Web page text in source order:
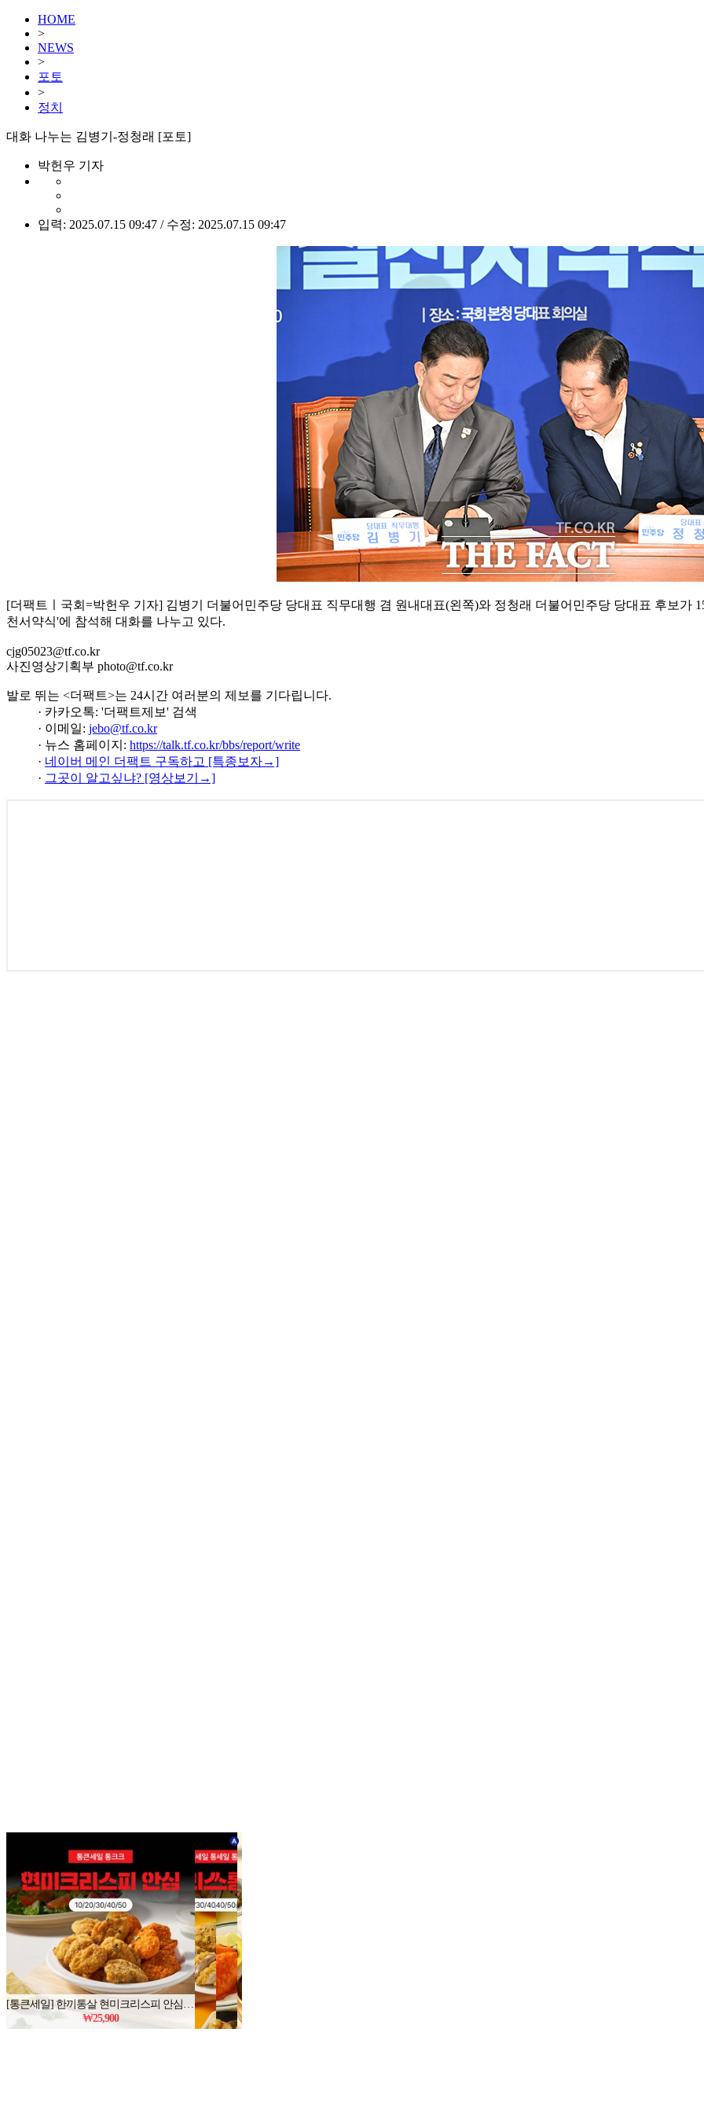
HOME
>
NEWS
>
포토
>
정치
대화 나누는 김병기-정청래 [포토]
박헌우 기자
입력: 2025.07.15 09:47 / 수정: 2025.07.15 09:47
[더팩트ㅣ국회=박헌우 기자] 김병기 더불어민주당 당대표 직무대행 겸 원내대표(왼쪽)와 정청래 더불어민주당 당대표 후보가
천서약식'에 참석해 대화를 나누고 있다.
cjg05023@tf.co.kr
사진영상기획부 photo@tf.co.kr
발로 뛰는 <더팩트>는 24시간 여러분의 제보를 기다립니다.
· 카카오톡: '더팩트제보' 검색
· 이메일: jebo@tf.co.kr
· 뉴스 홈페이지: https://talk.tf.co.kr/bbs/report/write
· 네이버 메인 더팩트 구독하고 [특종보자→]
· 그곳이 알고싶냐? [영상보기→]